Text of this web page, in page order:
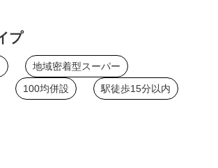
プ
地域密着型スーパー
100均併設 駅徒歩15分以内